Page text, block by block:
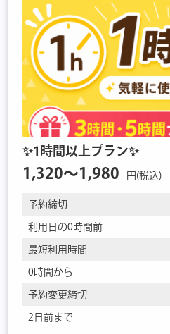
✨1時間以上プラン✨
1,320〜1,980 円(税込)
予約締切
利用日の0時間前
最短利用時間
0時間から
予約変更締切
2日前まで